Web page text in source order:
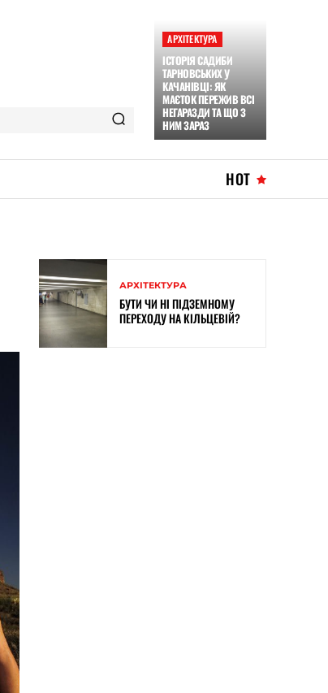
АРХІТЕКТУРА
ІСТОРІЯ САДИБИ
ТАРНОВСЬКИХ У
КАЧАНІВЦІ: ЯК
МАЄТОК ПЕРЕЖИВ ВСІ
НЕГАРАЗДИ ТА ЩО З
НИМ ЗАРАЗ
HOT
АРХІТЕКТУРА
БУТИ ЧИ НІ ПІДЗЕМНОМУ
ПЕРЕХОДУ НА КІЛЬЦЕВІЙ?